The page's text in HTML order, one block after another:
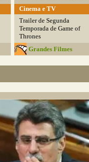
Cinema e TV
Trailer de Segunda
Temporada de Game of
Thrones
Grandes Filmes